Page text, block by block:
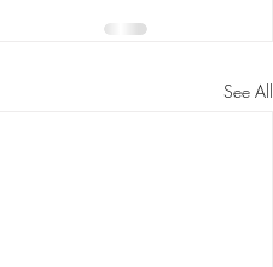
See All